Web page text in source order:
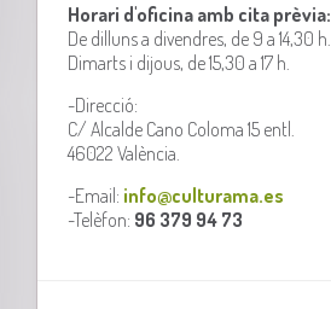
Horari d'oficina amb cita prèvia:
De dilluns a divendres, de 9 a 14,30 h.
Dimarts i dijous, de 15,30 a 17 h.
-Direcció:
C/ Alcalde Cano Coloma 15 entl.
46022 València.
-Email: info@culturama.es
-Telèfon: 96 379 94 73